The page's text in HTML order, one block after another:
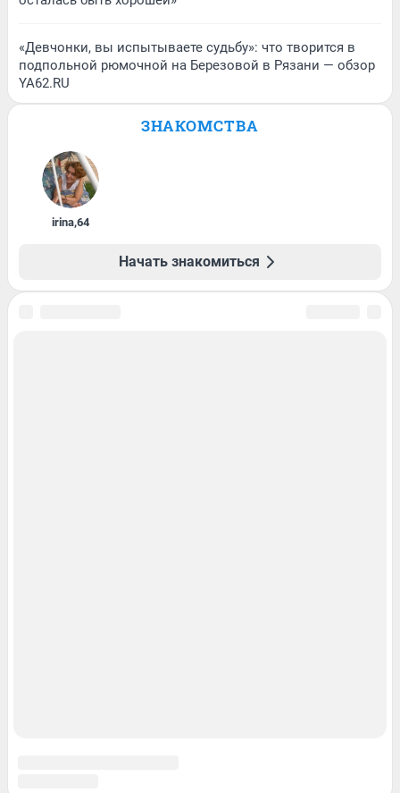
«Девчонки, вы испытываете судьбу»: что творится в
подпольной рюмочной на Березовой в Рязани — обзор
YA62.RU
ЗНАКОМСТВА
irina,64
Начать знакомиться